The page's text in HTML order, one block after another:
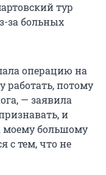
тур
за больных
операцию на
работать, потому
— заявила
и
моему большому
с тем, что не